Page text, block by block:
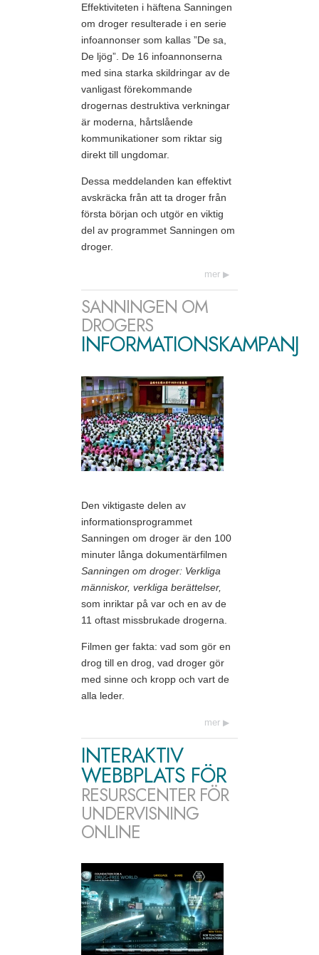
Effektiviteten i häftena Sanningen
om droger resulterade i en serie
infoannonser som kallas ”De sa,
De ljög”. De 16 infoannonserna
med sina starka skildringar av de
vanligast förekommande
drogernas destruktiva verkningar
är moderna, hårtslående
kommunikationer som riktar sig
direkt till ungdomar.
Dessa meddelanden kan effektivt
avskräcka från att ta droger från
första början och utgör en viktig
del av programmet Sanningen om
droger.
mer
SANNINGEN OM
DROGERS
INFORMATIONSKAMPANJ
Den viktigaste delen av
informationsprogrammet
Sanningen om droger är den 100
minuter långa dokumentärfilmen
Sanningen om droger: Verkliga
människor, verkliga berättelser,
som inriktar på var och en av de
11 oftast missbrukade drogerna.
Filmen ger fakta: vad som gör en
drog till en drog, vad droger gör
med sinne och kropp och vart de
alla leder.
mer
INTERAKTIV
WEBBPLATS FÖR
RESURSCENTER FÖR
UNDERVISNING
ONLINE